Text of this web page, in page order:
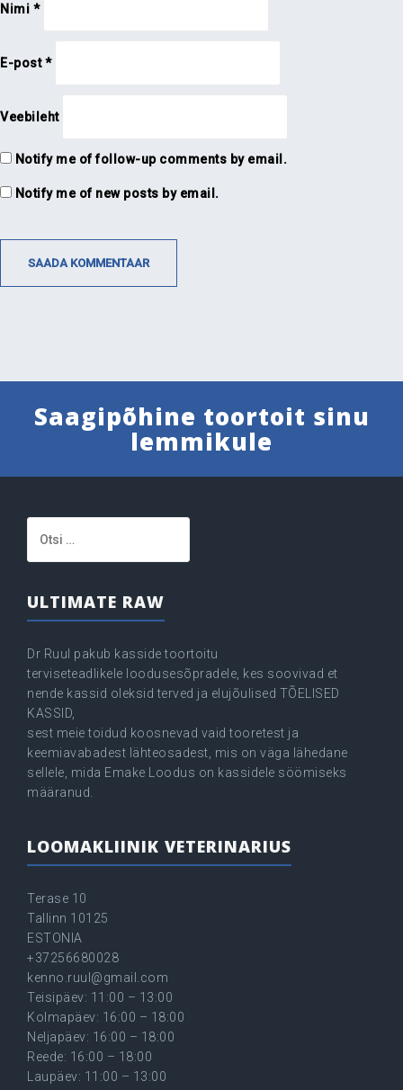
Nimi *
E-post*
Veebileht
Notify me of follow-up comments by email.
Notify me of new posts by email.
Saagipõhine toortoit sinu
lemmikule
ULTIMATE RAW
Dr Ruul pakub kasside toortoitu
terviseteadlikele loodusesõpradele, kes soovivad et
nende kassid oleksid terved ja elujõulised TÕELISED
KASSID,
sest meie toidud koosnevad vaid tooretest ja
keemiavabadest lähteosadest, mis on väga lähedane
sellele, mida Emake Loodus on kassidele söömiseks
määranud.
LOOMAKLIINIK VETERINARIUS
Terase 10
Tallinn 10125
ESTONIA
+37256680028
kenno.ruul@gmail.com
Teisipäev: 11:00 – 13:00
Kolmapäev: 16:00 – 18:00
Neljapäev: 16:00 – 18:00
Reede: 16:00 – 18:00
Laupäev: 11:00 – 13:00